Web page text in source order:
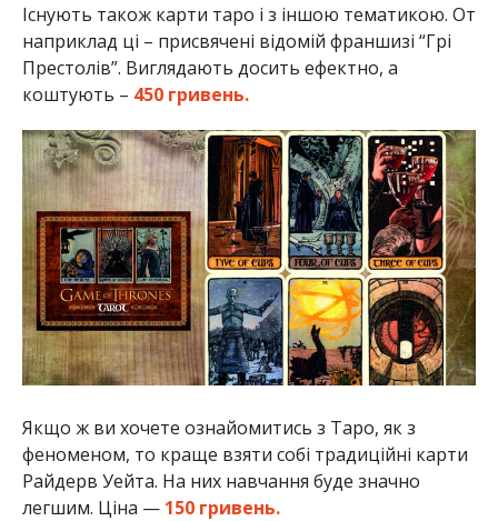
Існують також карти таро і з іншою тематикою. От
наприклад ці – присвячені відомій франшизі “Грі
Престолів”. Виглядають досить ефектно, а
коштують – 450 гривень.
Якщо ж ви хочете ознайомитись з Таро, як з
феноменом, то краще взяти собі традиційні карти
Райдерв Уейта. На них навчання буде значно
легшим. Ціна — 150 гривень.